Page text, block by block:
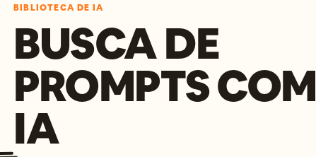
BIBLIOTECA DE IA
BUSCA DE
PROMPTS COM
IA